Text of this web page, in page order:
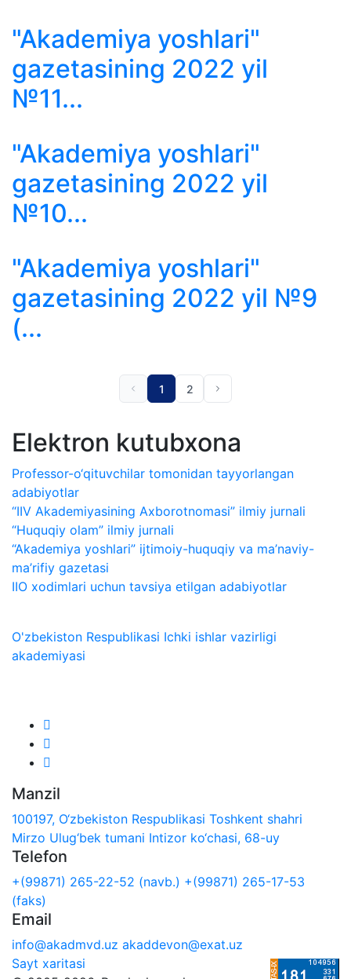
"Akademiya yoshlari"
gazetasining 2022 yil
№11...
"Akademiya yoshlari"
gazetasining 2022 yil
№10...
"Akademiya yoshlari"
gazetasining 2022 yil №9
(...
1 2
Elektron kutubxona
Professor-o‘qituvchilar tomonidan tayyorlangan
adabiyotlar
“IIV Akademiyasining Axborotnomasi” ilmiy jurnali
“Huquqiy olam” ilmiy jurnali
“Akademiya yoshlari” ijtimoiy-huquqiy va ma’naviy-
ma’rifiy gazetasi
IIO xodimlari uchun tavsiya etilgan adabiyotlar
O'zbekiston Respublikasi Ichki ishlar vazirligi
akademiyasi
Manzil
100197, O‘zbekiston Respublikasi Toshkent shahri
Mirzo Ulug‘bek tumani Intizor ko‘chasi, 68-uy
Telefon
+(99871) 265-22-52 (navb.) +(99871) 265-17-53
(faks)
Email
info@akadmvd.uz akaddevon@exat.uz
Sayt xaritasi